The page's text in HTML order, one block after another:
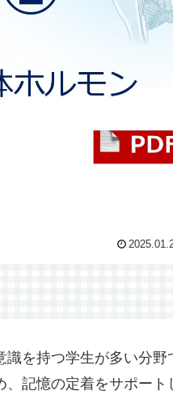
を持つ学生が多い分野
記憶の定着をサポート